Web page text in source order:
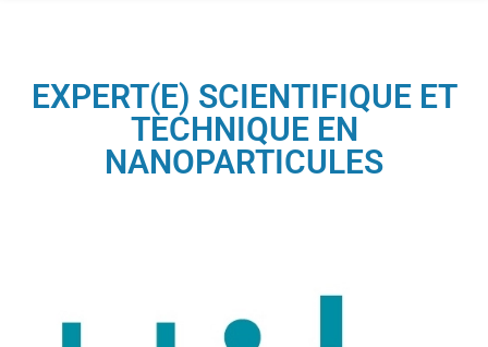
EXPERT(E) SCIENTIFIQUE ET
TECHNIQUE EN
NANOPARTICULES